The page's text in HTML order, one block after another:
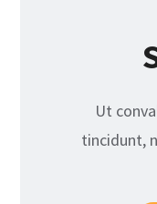
Ut
tincidunt,